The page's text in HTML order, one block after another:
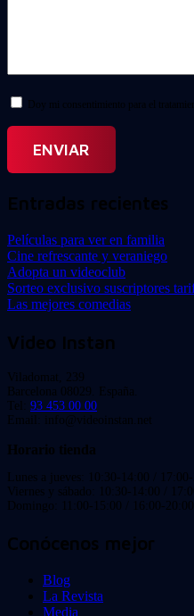
Doy mi consentimiento para el
Entradas recientes
Películas para ver en familia
Cine refrescante y veraniego
Adopta un videoclub
Sorteo exclusivo suscriptores
Las mejores comedias
Video Instan
Viladomat, 239
Barcelona 08029. España.
Tel: 93 453 00 00
Email: info@videoinstan.net
Horario tienda
Lunes a jueves: 10:30-14:00 / 17:00-
Viernes y sábado: 10:30-14:00 /
Domingo: 11:00-15:00 / 16:00-20:00
Conócenos mejor
Blog
La Revista
Media